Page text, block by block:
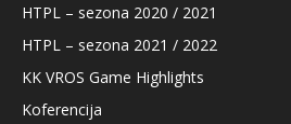
HTPL – sezona 2020 / 2021
HTPL – sezona 2021 / 2022
KK VROS Game Highlights
Koferencija